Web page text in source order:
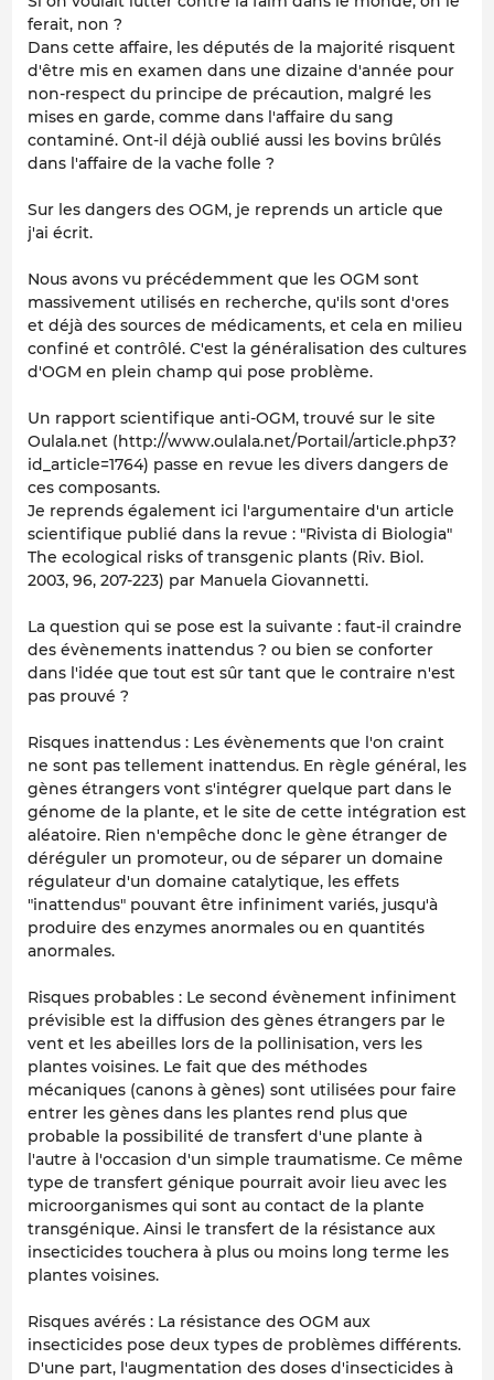
ferait, non ?
Dans cette affaire, les députés de la majorité risquent
d'être mis en examen dans une dizaine d'année pour
non-respect du principe de précaution, malgré les
mises en garde, comme dans l'affaire du sang
contaminé. Ont-il déjà oublié aussi les bovins brûlés
dans l'affaire de la vache folle ?
Sur les dangers des OGM, je reprends un article que
j'ai écrit.
Nous avons vu précédemment que les OGM sont
massivement utilisés en recherche, qu'ils sont d'ores
et déjà des sources de médicaments, et cela en milieu
confiné et contrôlé. C'est la généralisation des cultures
d'OGM en plein champ qui pose problème.
Un rapport scientifique anti-OGM, trouvé sur le site
Oulala.net (http://www.oulala.net/Portail/article.php3?
id_article=1764) passe en revue les divers dangers de
ces composants.
Je reprends également ici l'argumentaire d'un article
scientifique publié dans la revue : "Rivista di Biologia"
The ecological risks of transgenic plants (Riv. Biol.
2003, 96, 207-223) par Manuela Giovannetti.
La question qui se pose est la suivante : faut-il craindre
des évènements inattendus ? ou bien se conforter
dans l'idée que tout est sûr tant que le contraire n'est
pas prouvé ?
Risques inattendus : Les évènements que l'on craint
ne sont pas tellement inattendus. En règle général, les
gènes étrangers vont s'intégrer quelque part dans le
génome de la plante, et le site de cette intégration est
aléatoire. Rien n'empêche donc le gène étranger de
déréguler un promoteur, ou de séparer un domaine
régulateur d'un domaine catalytique, les effets
"inattendus" pouvant être infiniment variés, jusqu'à
produire des enzymes anormales ou en quantités
anormales.
Risques probables : Le second évènement infiniment
prévisible est la diffusion des gènes étrangers par le
vent et les abeilles lors de la pollinisation, vers les
plantes voisines. Le fait que des méthodes
mécaniques (canons à gènes) sont utilisées pour faire
entrer les gènes dans les plantes rend plus que
probable la possibilité de transfert d'une plante à
l'autre à l'occasion d'un simple traumatisme. Ce même
type de transfert génique pourrait avoir lieu avec les
microorganismes qui sont au contact de la plante
transgénique. Ainsi le transfert de la résistance aux
insecticides touchera à plus ou moins long terme les
plantes voisines.
Risques avérés : La résistance des OGM aux
insecticides pose deux types de problèmes différents.
D'une part, l'augmentation des doses d'insecticides à